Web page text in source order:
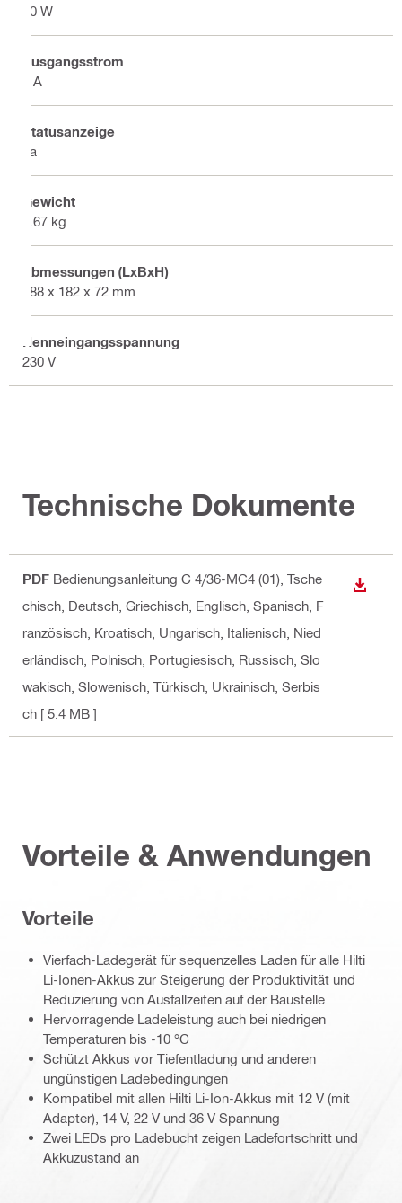
90 W
Ausgangsstrom
4 A
Statusanzeige
Ja
Gewicht
1.67 kg
Abmessungen (LxBxH)
488 x 182 x 72 mm
Nenneingangsspannung
230 V
Technische Dokumente
PDF Bedienungsanleitung C 4/36-MC4 (01) , Tsche
chisch, Deutsch, Griechisch, Englisch, Spanisch, F
ranzösisch, Kroatisch, Ungarisch, Italienisch, Nied
erländisch, Polnisch, Portugiesisch, Russisch, Slo
wakisch, Slowenisch, Türkisch, Ukrainisch, Serbis
ch [ 5.4 MB ]
Vorteile & Anwendungen
Vorteile
Vierfach-Ladegerät für sequenzelles Laden für alle Hilti
Li-Ionen-Akkus zur Steigerung der Produktivität und
Reduzierung von Ausfallzeiten auf der Baustelle
Hervorragende Ladeleistung auch bei niedrigen
Temperaturen bis -10 °C
Schützt Akkus vor Tiefentladung und anderen
ungünstigen Ladebedingungen
Kompatibel mit allen Hilti Li-Ion-Akkus mit 12 V (mit
Adapter), 14 V, 22 V und 36 V Spannung
Zwei LEDs pro Ladebucht zeigen Ladefortschritt und
Akkuzustand an